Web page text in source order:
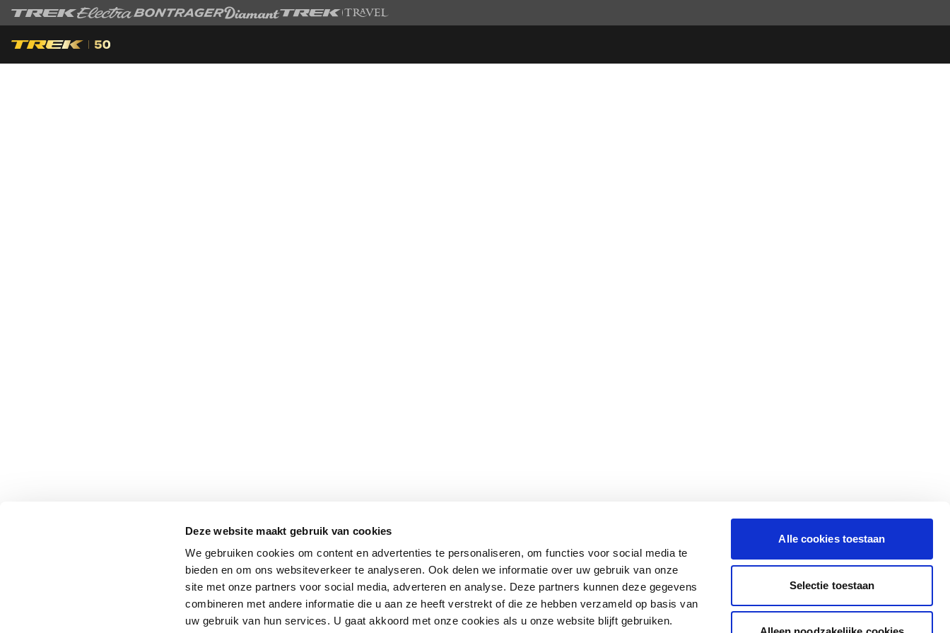
Deze website maakt gebruik van cookies
We gebruiken cookies om content en advertenties te personaliseren, om functies voor social media te
bieden en om ons websiteverkeer te analyseren. Ook delen we informatie over uw gebruik van onze
site met onze partners voor social media, adverteren en analyse. Deze partners kunnen deze gegevens
combineren met andere informatie die u aan ze heeft verstrekt of die ze hebben verzameld op basis van
uw gebruik van hun services. U gaat akkoord met onze cookies als u onze website blijft gebruiken.
Alle cookies toestaan
Selectie toestaan